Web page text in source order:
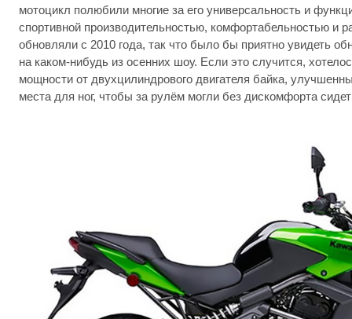
мотоцикл полюбили многие за его универсальность и
спортивной производительностью, комфортабельностью и
обновляли с 2010 года, так что было бы приятно увидеть
на каком-нибудь из осенних шоу. Если это случится,
мощности от двухцилиндрового двигателя байка,
места для ног, чтобы за рулём могли без дискомфорта